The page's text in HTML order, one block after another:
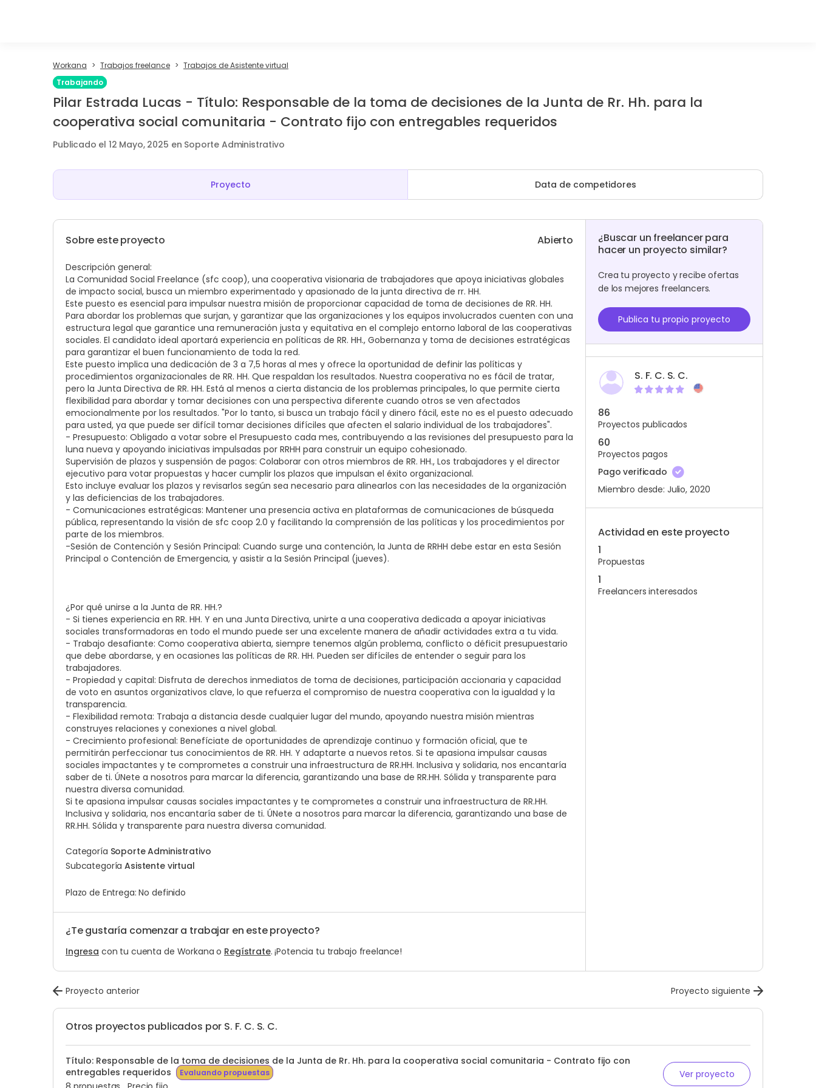
Workana Trabajos freelance
Trabajos de Asistente virtual
Trabajando
Pilar Estrada Lucas - Título: Responsable de la toma de decisiones de la Junta de Rr. Hh. para la
cooperativa social comunitaria - Contrato fijo con entregables requeridos
Publicado el 12 Mayo, 2025 en Soporte Administrativo
Proyecto Data de competidores
Sobre este proyecto Abierto
Descripción general:
La Comunidad Social Freelance (sfc coop), una cooperativa visionaria de trabajadores que apoya iniciativas globales
de impacto social, busca un miembro experimentado y apasionado de la junta directiva de rr. HH.
Este puesto es esencial para impulsar nuestra misión de proporcionar capacidad de toma de decisiones de RR. HH.
Para abordar los problemas que surjan, y garantizar que las organizaciones y los equipos involucrados cuenten con una
estructura legal que garantice una remuneración justa y equitativa en el complejo entorno laboral de las cooperativas
sociales. El candidato ideal aportará experiencia en políticas de RR. HH., Gobernanza y toma de decisiones estratégicas
para garantizar el buen funcionamiento de toda la red.
Este puesto implica una dedicación de 3 a 7,5 horas al mes y ofrece la oportunidad de definir las políticas y
procedimientos organizacionales de RR. HH. Que respaldan los resultados. Nuestra cooperativa no es fácil de tratar,
pero la Junta Directiva de RR. HH. Está al menos a cierta distancia de los problemas principales, lo que permite cierta
flexibilidad para abordar y tomar decisiones con una perspectiva diferente cuando otros se ven afectados
emocionalmente por los resultados. "Por lo tanto, si busca un trabajo fácil y dinero fácil, este no es el puesto adecuado
para usted, ya que puede ser difícil tomar decisiones difíciles que afecten el salario individual de los trabajadores".
- Presupuesto: Obligado a votar sobre el Presupuesto cada mes, contribuyendo a las revisiones del presupuesto para la
luna nueva y apoyando iniciativas impulsadas por RRHH para construir un equipo cohesionado.
Supervisión de plazos y suspensión de pagos: Colaborar con otros miembros de RR. HH., Los trabajadores y el director
ejecutivo para votar propuestas y hacer cumplir los plazos que impulsan el éxito organizacional.
Esto incluye evaluar los plazos y revisarlos según sea necesario para alinearlos con las necesidades de la organización
y las deficiencias de los trabajadores.
- Comunicaciones estratégicas: Mantener una presencia activa en plataformas de comunicaciones de búsqueda
pública, representando la visión de sfc coop 2.0 y facilitando la comprensión de las políticas y los procedimientos por
parte de los miembros.
-Sesión de Contención y Sesión Principal: Cuando surge una contención, la Junta de RRHH debe estar en esta Sesión
Principal o Contención de Emergencia, y asistir a la Sesión Principal (jueves).
¿Por qué unirse a la Junta de RR. HH.?
- Si tienes experiencia en RR. HH. Y en una Junta Directiva, unirte a una cooperativa dedicada a apoyar iniciativas
sociales transformadoras en todo el mundo puede ser una excelente manera de añadir actividades extra a tu vida.
- Trabajo desafiante: Como cooperativa abierta, siempre tenemos algún problema, conflicto o déficit presupuestario
que debe abordarse, y en ocasiones las políticas de RR. HH. Pueden ser difíciles de entender o seguir para los
trabajadores.
- Propiedad y capital: Disfruta de derechos inmediatos de toma de decisiones, participación accionaria y capacidad
de voto en asuntos organizativos clave, lo que refuerza el compromiso de nuestra cooperativa con la igualdad y la
transparencia.
- Flexibilidad remota: Trabaja a distancia desde cualquier lugar del mundo, apoyando nuestra misión mientras
construyes relaciones y conexiones a nivel global.
- Crecimiento profesional: Benefíciate de oportunidades de aprendizaje continuo y formación oficial, que te
permitirán perfeccionar tus conocimientos de RR. HH. Y adaptarte a nuevos retos. Si te apasiona impulsar causas
sociales impactantes y te comprometes a construir una infraestructura de RR.HH. Inclusiva y solidaria, nos encantaría
saber de ti. ÚNete a nosotros para marcar la diferencia, garantizando una base de RR.HH. Sólida y transparente para
nuestra diversa comunidad.
Si te apasiona impulsar causas sociales impactantes y te comprometes a construir una infraestructura de RR.HH.
Inclusiva y solidaria, nos encantaría saber de ti. ÚNete a nosotros para marcar la diferencia, garantizando una base de
RR.HH. Sólida y transparente para nuestra diversa comunidad.
Categoría Soporte Administrativo
SubcategoríaAsistente virtual
Plazo de Entrega: No definido
¿Te gustaría comenzar a trabajar en este proyecto?
Ingresa con tu cuenta de Workana o Regístrate. ¡Potencia tu trabajo freelance!
¿Buscar un freelancer para
hacer un proyecto similar?
Crea tu proyecto y recibe ofertas
de los mejores freelancers.
Publica tu propio proyecto
S. F. C. S. C.
86
Proyectos publicados
60
Proyectos pagos
Pago verificado
Miembro desde: Julio, 2020
Actividad en este proyecto
1
Propuestas
1
Freelancers interesados
Proyecto anterior Proyecto siguiente
Otros proyectos publicados por S. F. C. S. C.
Título: Responsable de la toma de decisiones de la Junta de Rr. Hh. para la cooperativa social comunitaria - Contrato fijo con
entregables requeridos
Evaluando propuestas Ver proyecto